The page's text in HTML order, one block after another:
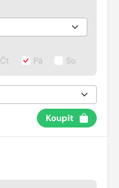
Čt Pá So
Koupit